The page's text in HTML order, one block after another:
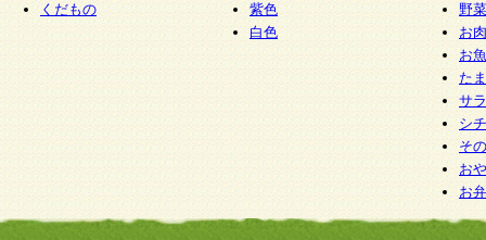
くだもの
紫色
白色
野
お
お
た
サ
シ
そ
お
お